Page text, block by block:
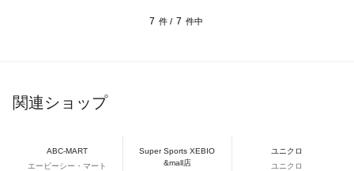
7 件 / 7 件中
関連ショップ
ABC-MART
エービーシー・マート
Super Sports XEBIO
&mall店
ユニクロ
ユニクロ